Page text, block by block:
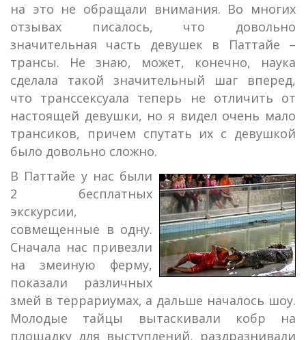
на это не обращали внимания. Во многих
отзывах писалось, что довольно
значительная часть девушек в Паттайе –
трансы. Не знаю, может, конечно, наука
сделала такой значительный шаг вперед,
что транссексуала теперь не отличить от
настоящей девушки, но я видел очень мало
трансиков, причем спутать их с девушкой
было довольно сложно.
В Паттайе у нас были
2 бесплатных
экскурсии,
совмещенные в одну.
Сначала нас привезли
на змеиную ферму,
показали различных
змей в террариумах, а дальше началось шоу.
Молодые тайцы вытаскивали кобр на
площадку для выступлений, раздразнивали